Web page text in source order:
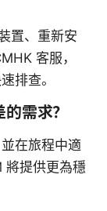
置、重新安
客服，
排查。
需求？
在旅程中適
將提供更為穩